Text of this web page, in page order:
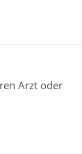
Arzt oder